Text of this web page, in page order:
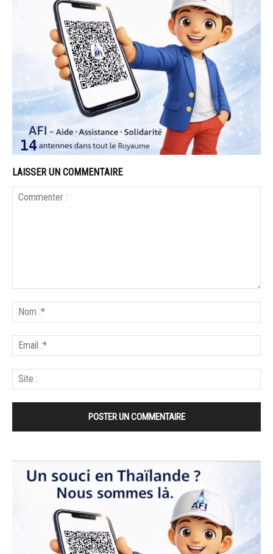
LAISSER UN COMMENTAIRE